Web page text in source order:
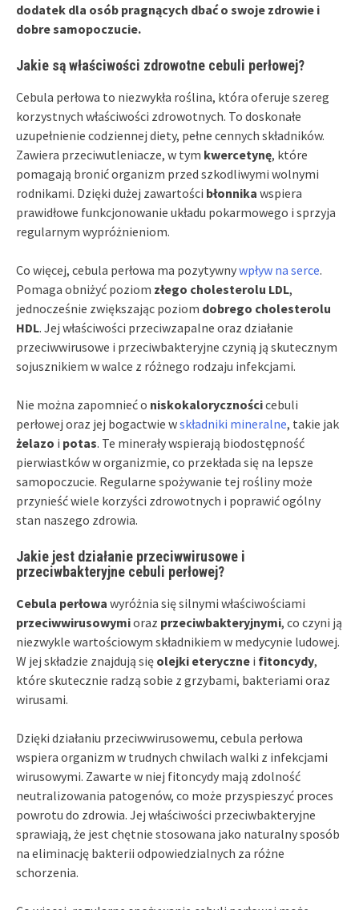
dodatek dla osób pragnących dbać o swoje zdrowie i
dobre samopoczucie.
Jakie są właściwości zdrowotne cebuli perłowej?
Cebula perłowa to niezwykła roślina, która oferuje szereg
korzystnych właściwości zdrowotnych. To doskonałe
uzupełnienie codziennej diety, pełne cennych składników.
Zawiera przeciwutleniacze, w tym kwercetynę, które
pomagają bronić organizm przed szkodliwymi wolnymi
rodnikami. Dzięki dużej zawartości błonnika wspiera
prawidłowe funkcjonowanie układu pokarmowego i sprzyja
regularnym wypróżnieniom.
Co więcej, cebula perłowa ma pozytywnywpływ na serce.
Pomaga obniżyć poziom złego cholesterolu LDL,
jednocześnie zwiększając poziom dobrego cholesterolu
HDL. Jej właściwości przeciwzapalne oraz działanie
przeciwwirusowe i przeciwbakteryjne czynią ją skutecznym
sojusznikiem w walce z różnego rodzaju infekcjami.
Nie można zapomnieć o niskokalorycznościcebuli
perłowej oraz jej bogactwie wskładniki mineralne, takie jak
żelazo i potas. Te minerały wspierają biodostępność
pierwiastków w organizmie, co przekłada się na lepsze
samopoczucie. Regularne spożywanie tej rośliny może
przynieść wiele korzyści zdrowotnych i poprawić ogólny
stan naszego zdrowia.
Jakie jest działanie przeciwwirusowe i
przeciwbakteryjne cebuli perłowej?
Cebula perłowa wyróżnia się silnymi właściwościami
przeciwwirusowymioraz przeciwbakteryjnymi, co czyni ją
niezwykle wartościowym składnikiem w medycynie ludowej.
W jej składzie znajdują się olejki eteryczne i fitoncydy,
które skutecznie radzą sobie z grzybami, bakteriami oraz
wirusami.
Dzięki działaniu przeciwwirusowemu, cebula perłowa
wspiera organizm w trudnych chwilach walki z infekcjami
wirusowymi. Zawarte w niej fitoncydy mają zdolność
neutralizowania patogenów, co może przyspieszyć proces
powrotu do zdrowia. Jej właściwości przeciwbakteryjne
sprawiają, że jest chętnie stosowana jako naturalny sposób
na eliminację bakterii odpowiedzialnych za różne
schorzenia.